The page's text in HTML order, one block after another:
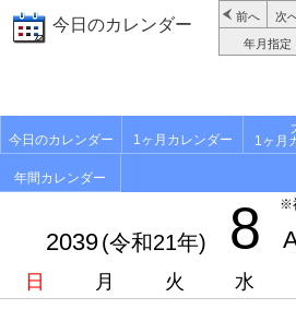
今日のカレンダー 前へ 次
年月指定
今日のカレンダー 1ヶ月カレンダー
1ヶ月
年間カレンダー
※
2039(令和21年) 8
日 月 火 水